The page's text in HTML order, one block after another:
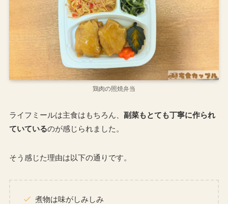
鶏肉の照焼弁当
ライフミールは主食はもちろん、 副菜もとても丁寧に作られ
ていているのが感じられました。
そう感じた理由は以下の通りです。
煮物は味がしみしみ